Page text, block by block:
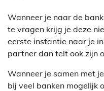
Wanneer je naar de
te vragen krijg je deze
eerste instantie naar je
partner dan telt ook zijn
Wanneer je samen met
bij veel banken mogelijk